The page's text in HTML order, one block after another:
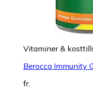
Vitaminer &
Berocca Immunity
fr.